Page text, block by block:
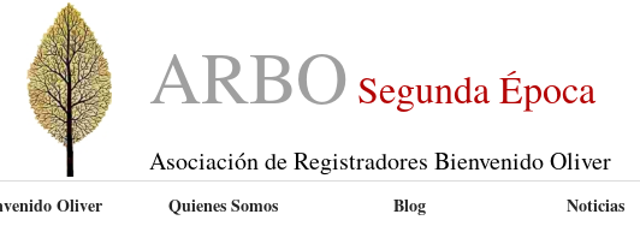
ARBO Segunda Época
Asociación de Registradores Bienvenido Oliver
Oliver Quienes Somos Blog Noticias